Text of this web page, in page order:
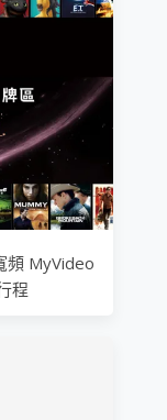
頻 MyVideo
程